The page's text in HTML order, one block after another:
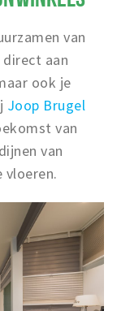
van
aan
ook je
Joop Brugel
van
van
vloeren.